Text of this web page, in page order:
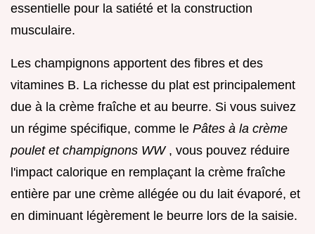
essentielle pour la satiété et la construction
musculaire.
Les champignons apportent des fibres et des
vitamines B. La richesse du plat est principalement
due à la crème fraîche et au beurre. Si vous suivez
un régime spécifique, comme le Pâtes à la crème
poulet et champignons WW , vous pouvez réduire
l'impact calorique en remplaçant la crème fraîche
entière par une crème allégée ou du lait évaporé, et
en diminuant légèrement le beurre lors de la saisie.